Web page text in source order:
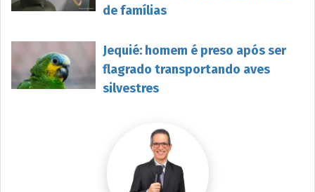
de famílias
Jequié: homem é preso após ser
flagrado transportando aves
silvestres